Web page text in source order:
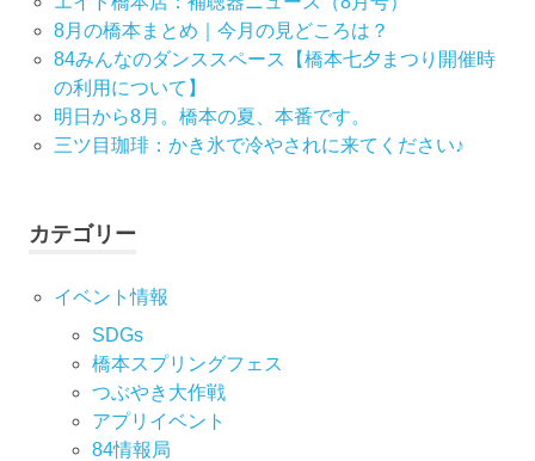
シ
ョ
ン
8月の橋本まとめ｜今月の見どころは？
84みんなのダンススペース【橋本七夕まつり開催時
の利用について】
明日から8月。橋本の夏、本番です。
三ツ目珈琲：かき氷で冷やされに来てください♪
カテゴリー
イベント情報
SDGs
橋本スプリングフェス
つぶやき大作戦
アプリイベント
84情報局